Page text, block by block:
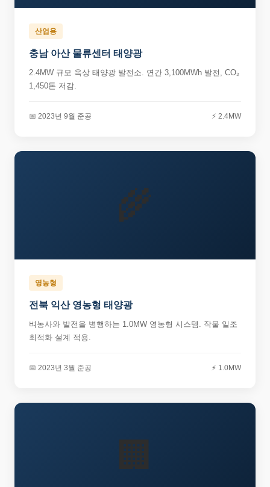
산업용
충남 아산 물류센터 태양광
2.4MW 규모 옥상 태양광 발전소. 연간 3,100MWh 발전, CO₂
1,450톤 저감.
📅 2023년 9월 준공 ⚡ 2.4MW
🌾
영농형
전북 익산 영농형 태양광
벼농사와 발전을 병행하는 1.0MW 영농형 시스템. 작물 일조
최적화 설계 적용.
📅 2023년 3월 준공 ⚡ 1.0MW
🏢